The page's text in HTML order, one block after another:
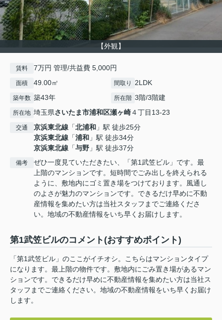
【外観】
賃料 7万円 管理/共益費 5,000円
面積 49.00㎡ 間取り 2LDK
築年数 築43年 所在階 3階/3階建
所在地 埼玉県さいたま市浦和区瀬ヶ崎４丁目13-23
交通 京浜東北線 「北浦和 」駅 徒歩25分
京浜東北線 「浦和 」駅 徒歩34分
京浜東北線 「与野 」駅 徒歩37分
備考
ぜひ一度見ていただきたい、「第1武笠ビル」です。最
上階のマンションです。短時間でごみ出しを終えられる
ように、敷地内にゴミ置き場をつけております。風通し
のよさが魅力のマンションです。できるだけ早めに不動
産情報を集めたい方は当社スタッフまでご連絡くださ
い。地域の不動産情報をいち早くお届けします。
第1武笠ビルのコメント(おすすめポイント)
「第1武笠ビル」のここがイチオシ。こちらはマンションタイプ
になります。最上階の物件です。敷地内にごみ置き場があるマン
ションです。できるだけ早めに不動産情報を集めたい方は当社ス
タッフまでご連絡ください。地域の不動産情報をいち早くお届け
します。